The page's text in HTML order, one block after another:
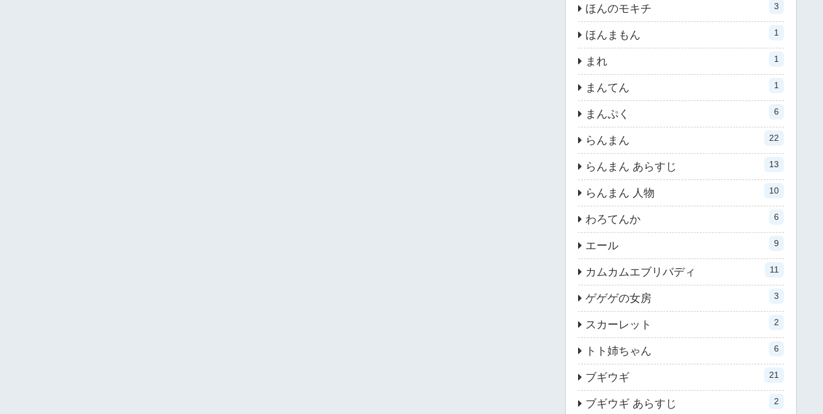
ほんのモキチ 3
ほんまもん 1
まれ 1
まんてん 1
まんぷく 6
らんまん 22
らんまん あらすじ 13
らんまん 人物 10
わろてんか 6
エール 9
カムカムエブリバディ 11
ゲゲゲの女房 3
スカーレット 2
トト姉ちゃん 6
ブギウギ 21
ブギウギ あらすじ 2